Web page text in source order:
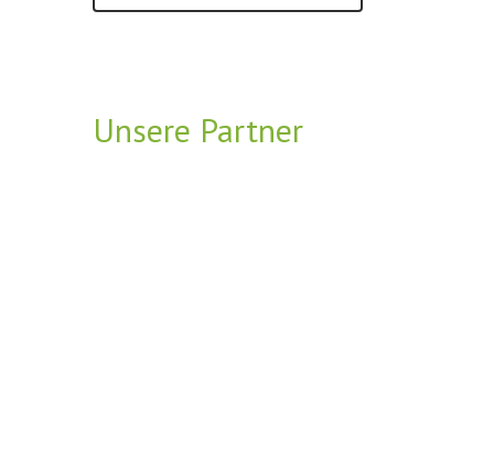
Unsere Partner